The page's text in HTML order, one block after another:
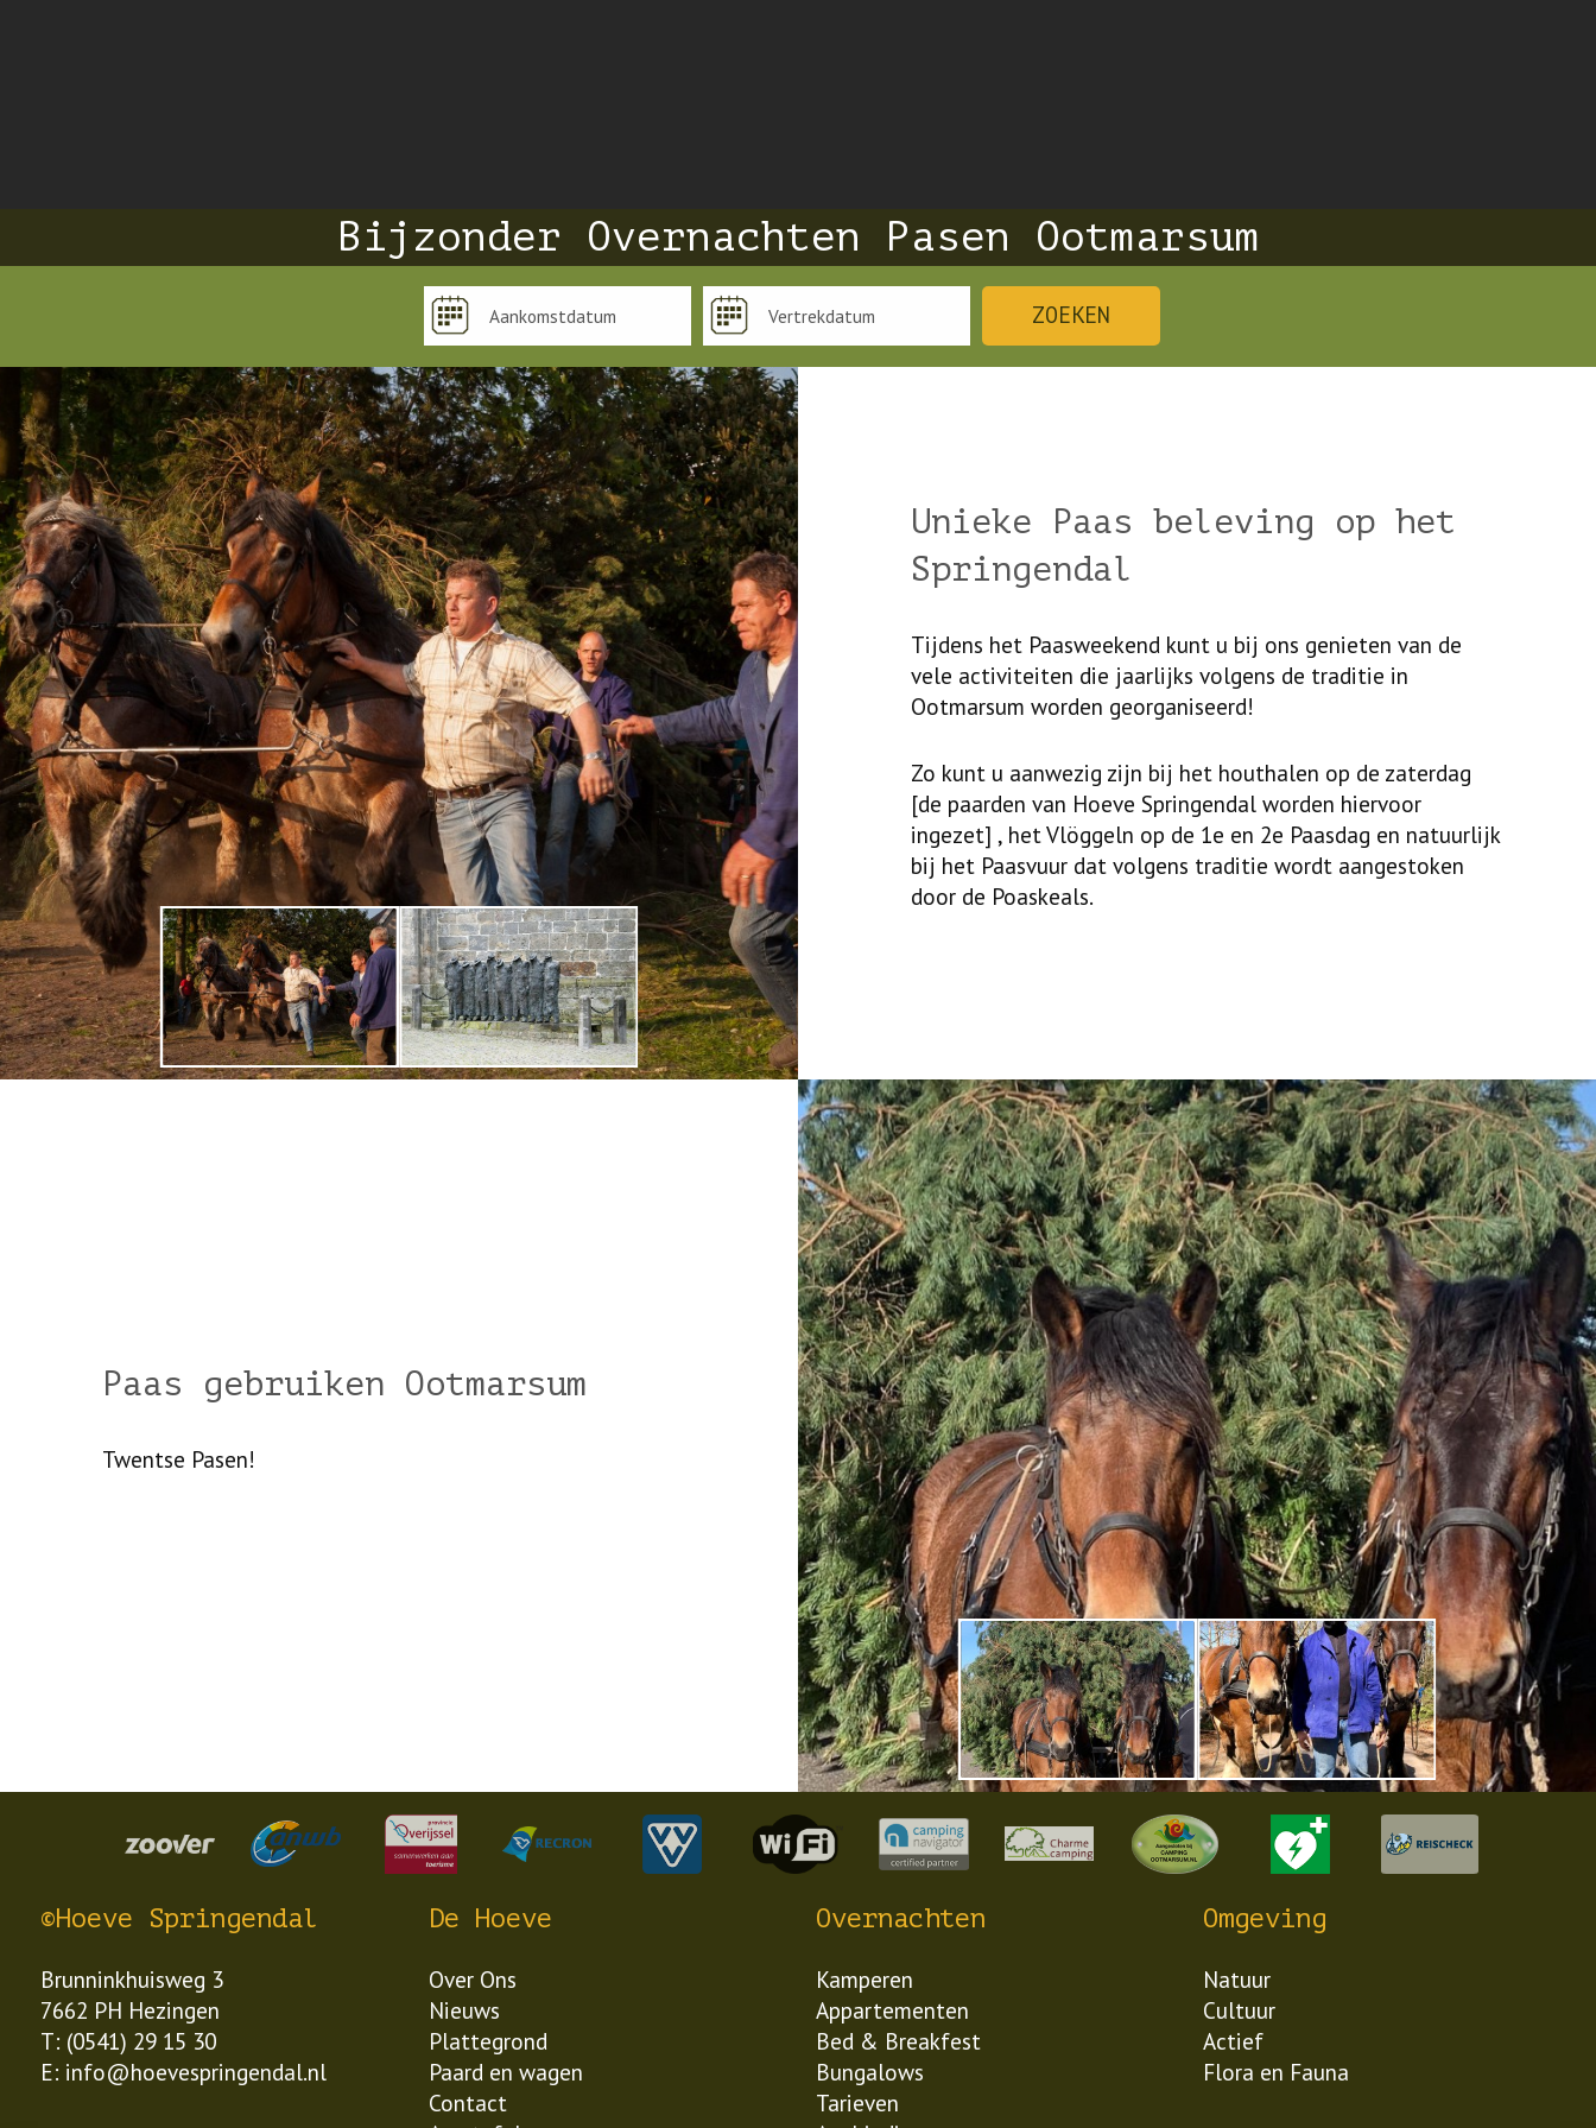
Bijzonder Overnachten Pasen Ootmarsum
ZOEKEN
Unieke Paas beleving op het
Springendal
Tijdens het Paasweekend kunt u bij ons genieten van de
vele activiteiten die jaarlijks volgens de traditie in
Ootmarsum worden georganiseerd!
Zo kunt u aanwezig zijn bij het houthalen op de zaterdag
[de paarden van Hoeve Springendal worden hiervoor
ingezet] , het Vlöggeln op de 1e en 2e Paasdag en natuurlijk
bij het Paasvuur dat volgens traditie wordt aangestoken
door de Poaskeals.
Volgende
Paas gebruiken Ootmarsum
Twentse Pasen!
©Hoeve Springendal
Brunninkhuisweg 3
7662 PH Hezingen
T: (0541) 29 15 30
E: info@hoevespringendal.nl
De Hoeve
Over Ons
Nieuws
Plattegrond
Paard en wagen
Contact
Overnachten
Kamperen
Appartementen
Bed & Breakfest
Bungalows
Tarieven
Omgeving
Natuur
Cultuur
Actief
Flora en Fauna